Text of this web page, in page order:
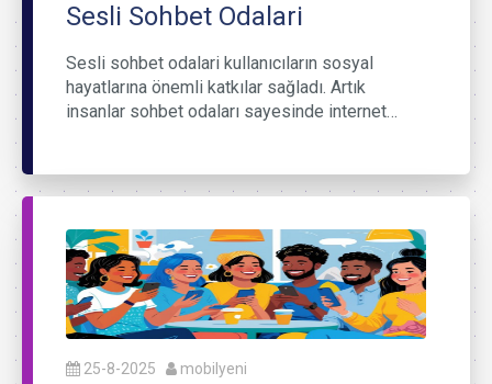
Sesli Sohbet Odalari
Sesli sohbet odalari kullanıcıların sosyal
hayatlarına önemli katkılar sağladı. Artık
insanlar sohbet odaları sayesinde internet…
25-8-2025 mobilyeni